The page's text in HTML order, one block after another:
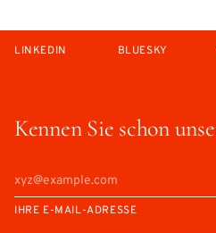
Kennen Sie schon
IHRE E-MAIL-ADRESSE
LINKEDIN BLUESKY